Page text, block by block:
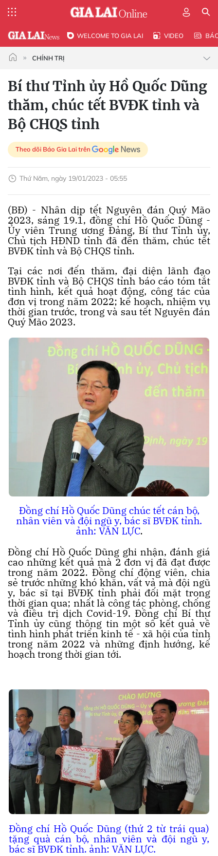
WELCOME TO GIA LAI VIDEO
CHÍNH TRỊ
Bí thư Tỉnh ủy Hồ Quốc Dũng
thăm, chúc tết BVĐK tỉnh và
Bộ CHQS tỉnh
Theo dõi Báo Gia Lai trên
Thứ Năm, ngày 19/01/2023 - 05:55
(BĐ) - Nhân dịp tết Nguyên đán Quý Mão
2023, sáng 19.1, đồng chí Hồ Quốc Dũng -
Ủy viên Trung ương Đảng, Bí thư Tỉnh ủy,
Chủ tịch HĐND tỉnh đã đến thăm, chúc tết
BVĐK tỉnh và Bộ CHQS tỉnh.
Tại các nơi đến thăm, đại diện lãnh đạo
BVĐK tỉnh và Bộ CHQS tỉnh báo cáo tóm tắt
tình hình, kết quả hoạt động, công tác của
đơn vị trong năm 2022; kế hoạch, nhiệm vụ
thời gian trước, trong và sau tết Nguyên đán
Quý Mão 2023.
Đồng chí Hồ Quốc Dũng chúc tết cán bộ,
nhân viên và đội ngũ y, bác sĩ BVĐK tỉnh.
ảnh: VĂN LỰC.
Đồng chí Hồ Quốc Dũng ghi nhận, đánh giá
cao những kết quả mà 2 đơn vị đã đạt được
trong năm 2022. Đồng chí động viên, chia
sẻ trước những khó khăn, vất vả mà đội ngũ
y, bác sĩ tại BVĐK tỉnh phải đối mặt trong
thời gian qua; nhất là công tác phòng, chống
và điều trị dịch Covid-19. Đồng chí Bí thư
Tỉnh ủy cũng thông tin một số kết quả về
tình hình phát triển kinh tế - xã hội của tỉnh
trong năm 2022 và những định hướng, kế
hoạch trong thời gian tới.
Đồng chí Hồ Quốc Dũng (thứ 2 từ trái qua)
tặng quà cán bộ, nhân viên và đội ngũ y,
bác sĩ BVĐK tỉnh. ảnh: VĂN LỰC.